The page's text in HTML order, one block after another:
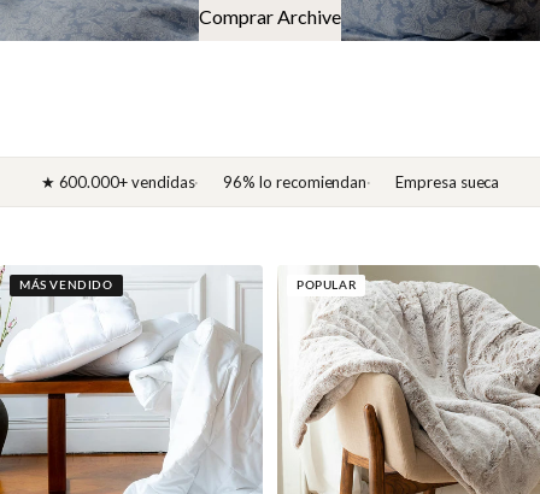
Comprar Archive
★ 600.000+ vendidas 96% lo recomiendan Empresa sueca
MÁS VENDIDO POPULAR